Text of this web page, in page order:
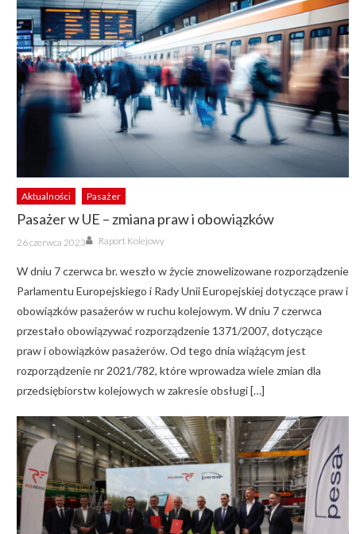
Aktualności Pasażer
Pasażer w UE – zmiana praw i obowiązków
Posted
on
26 czerwca 2023 Author
Raport Kolejowy
W dniu 7 czerwca br. weszło w życie znowelizowane rozporządzenie
Parlamentu Europejskiego i Rady Unii Europejskiej dotyczące praw i
obowiązków pasażerów w ruchu kolejowym. W dniu 7 czerwca
przestało obowiązywać rozporządzenie 1371/2007, dotyczące
praw i obowiązków pasażerów. Od tego dnia wiążącym jest
rozporządzenie nr 2021/782, które wprowadza wiele zmian dla
przedsiębiorstw kolejowych w zakresie obsługi […]